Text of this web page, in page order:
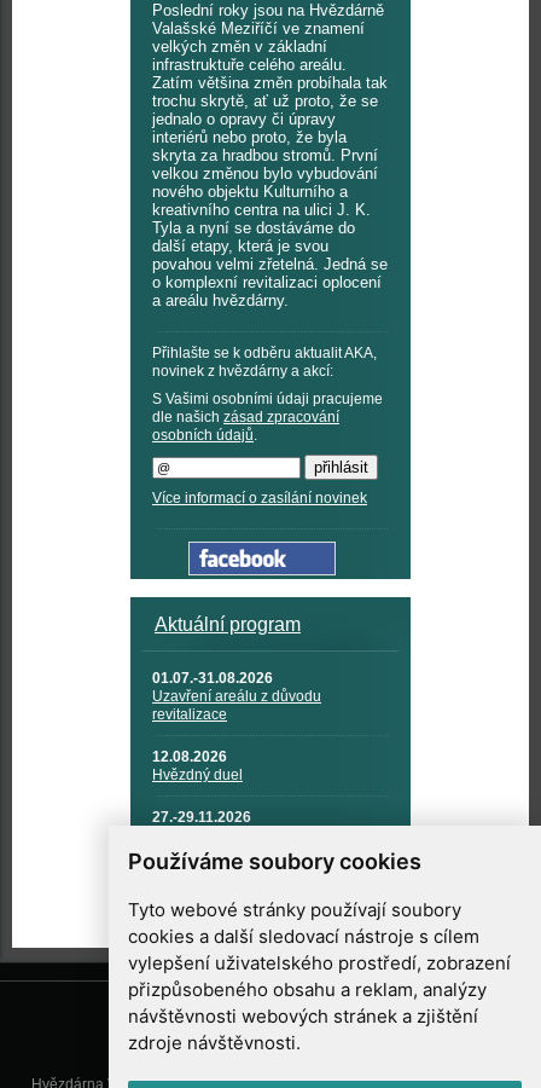
Používáme soubory cookies
Tyto webové stránky používají soubory
cookies a další sledovací nástroje s cílem
vylepšení uživatelského prostředí, zobrazení
přizpůsobeného obsahu a reklam, analýzy
návštěvnosti webových stránek a zjištění
zdroje návštěvnosti.
Poslední roky jsou na Hvězdárně
Valašské Meziříčí ve znamení
velkých změn v základní
infrastruktuře celého areálu.
Zatím většina změn probíhala tak
trochu skrytě, ať už proto, že se
jednalo o opravy či úpravy
interiérů nebo proto, že byla
skryta za hradbou stromů. První
velkou změnou bylo vybudování
nového objektu Kulturního a
kreativního centra na ulici J. K.
Tyla a nyní se dostáváme do
další etapy, která je svou
povahou velmi zřetelná. Jedná se
o komplexní revitalizaci oplocení
a areálu hvězdárny.
Přihlašte se k odběru aktualit AKA,
novinek z hvězdárny a akcí:
S Vašimi osobními údaji pracujeme
dle našich zásad zpracování
osobních údajů.
Více informací o zasílání novinek
Aktuální program
01.07.-31.08.2026
Uzavření areálu z důvodu
revitalizace
12.08.2026
Hvězdný duel
27.-29.11.2026
TECHNIKA A KOSMICKÉ
TECHNOLOGIE
Hvězdárna Valašské Meziříčí, příspěvková organizace, Vsetínská 78, 757